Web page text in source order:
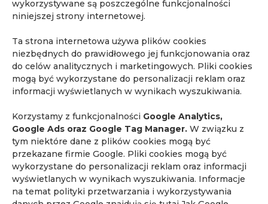
wykorzystywane są poszczególne funkcjonalności
niniejszej strony internetowej.
Ta strona internetowa używa plików cookies
niezbędnych do prawidłowego jej funkcjonowania oraz
do celów analitycznych i marketingowych. Pliki cookies
mogą być wykorzystane do personalizacji reklam oraz
informacji wyświetlanych w wynikach wyszukiwania.
Korzystamy z funkcjonalności Google Analytics,
Google Ads oraz Google Tag Manager. W związku z
tym niektóre dane z plików cookies mogą być
przekazane firmie Google. Pliki cookies mogą być
wykorzystane do personalizacji reklam oraz informacji
wyświetlanych w wynikach wyszukiwania. Informacje
na temat polityki przetwarzania i wykorzystywania
NAJCZĘŚCIEJ
ZADAWANE